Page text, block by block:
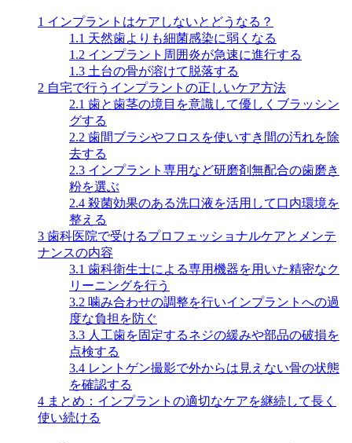
1 インプラントはケアしないとどうなる？
1.1 天然歯よりも細菌感染に弱くなる
1.2 インプラント周囲炎が急速に進行する
1.3 土台の骨が溶けて脱落する
2 自宅で行うインプラントの正しいケア方法
2.1 歯と歯茎の境目を意識して優しくブラッシン
グする
2.2 歯間ブラシやフロスを使いすき間の汚れを除
去する
2.3 インプラント専用など研磨剤無配合の歯磨き
粉を選ぶ
2.4 殺菌効果のある洗口液を活用して口内環境を
整える
3 歯科医院で受けるプロフェッショナルケアとメンテ
ナンスの内容
3.1 歯科衛生士による専用機器を用いた精密なク
リーニングを行う
3.2 噛み合わせの調整を行いインプラントへの過
度な負担を防ぐ
3.3 人工歯を固定するネジの緩みや部品の破損を
点検する
3.4 レントゲン撮影で外からは見えない骨の状態
を確認する
4 まとめ：インプラントの適切なケアを継続して長く
使い続ける